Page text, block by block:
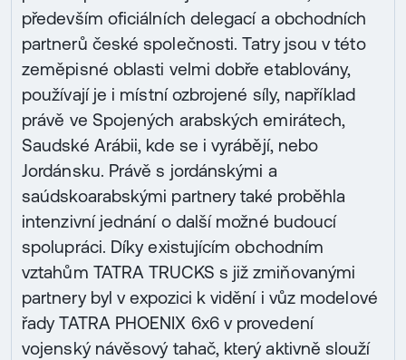
především oficiálních delegací a obchodních
partnerů české společnosti. Tatry jsou v této
zeměpisné oblasti velmi dobře etablovány,
používají je i místní ozbrojené síly, například
právě ve Spojených arabských emirátech,
Saudské Arábii, kde se i vyrábějí, nebo
Jordánsku. Právě s jordánskými a
saúdskoarabskými partnery také proběhla
intenzivní jednání o další možné budoucí
spolupráci. Díky existujícím obchodním
vztahům TATRA TRUCKS s již zmiňovanými
partnery byl v expozici k vidění i vůz modelové
řady TATRA PHOENIX 6x6 v provedení
vojenský návěsový tahač, který aktivně slouží